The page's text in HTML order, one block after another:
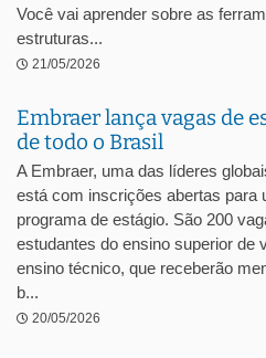
Você vai aprender sobre as
estruturas...
21/05/2026
Embraer lança vagas de
de todo o Brasil
A Embraer, uma das líderes
está com inscrições abertas para
programa de estágio. São 200
estudantes do ensino superior de
ensino técnico, que receberão
b...
20/05/2026